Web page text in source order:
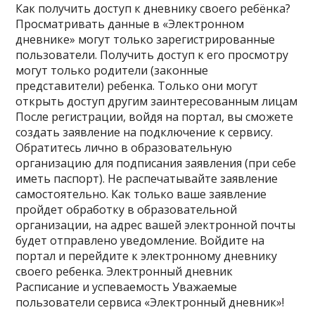
Как получить доступ к дневнику своего ребёнка?
Просматривать данные в «Электронном
дневнике» могут только зарегистрированные
пользователи. Получить доступ к его просмотру
могут только родители (законные
представители) ребенка. Только они могут
открыть доступ другим заинтересованным лицам
После регистрации, войдя на портал, вы сможете
создать заявление на подключение к сервису.
Обратитесь лично в образовательную
организацию для подписания заявления (при себе
иметь паспорт). Не распечатывайте заявление
самостоятельно. Как только ваше заявление
пройдет обработку в образовательной
организации, на адрес вашей электронной почты
будет отправлено уведомление. Войдите на
портал и перейдите к электронному дневнику
своего ребенка. Электронный дневник
Расписание и успеваемость Уважаемые
пользователи сервиса «Электронный дневник»!